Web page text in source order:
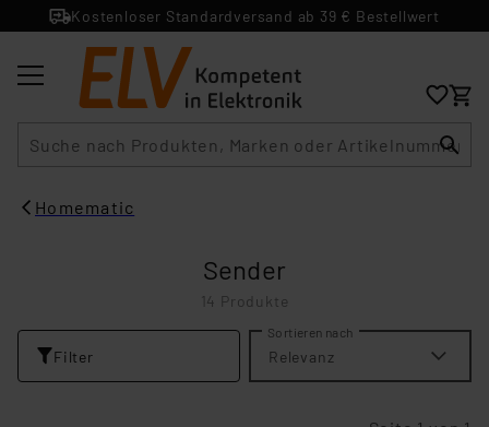
Kostenloser Standardversand ab 39 € Bestellwert
Homematic
Sender
14 Produkte
Filter
Sortieren nach
Relevanz